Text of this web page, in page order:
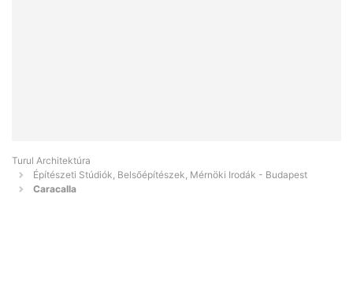
Turul Architektúra
Építészeti Stúdiók, Belsőépítészek, Mérnöki Irodák - Budapest
Caracalla